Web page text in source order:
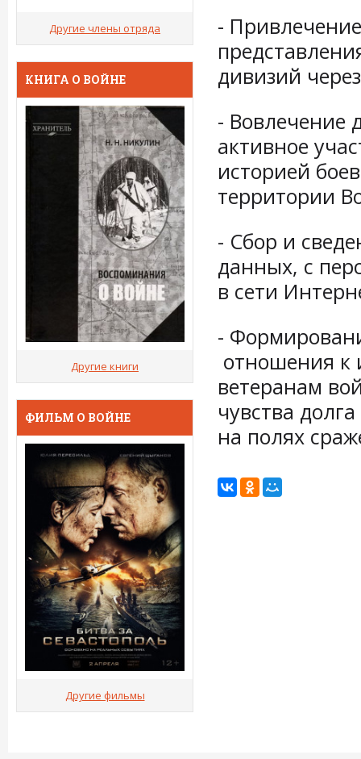
-
дивизий
- Вовлечение
активное
историей
территории
- Сбор и
данных, с
в сети
-
отношения к
ветеранам
чувства
на полях
Другие члены отряда
КНИГА О ВОЙНЕ
Другие книги
ФИЛЬМ О ВОЙНЕ
Другие фильмы